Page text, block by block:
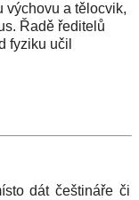
výchovu a tělocvik,
Řadě ředitelů
fyziku učil
dát češtináře či